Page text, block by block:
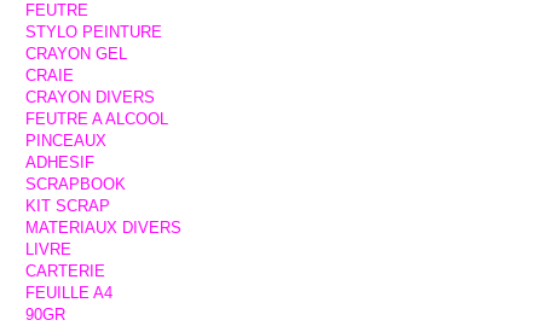
FEUTRE
STYLO PEINTURE
CRAYON GEL
CRAIE
CRAYON DIVERS
FEUTRE A ALCOOL
PINCEAUX
ADHESIF
SCRAPBOOK
KIT SCRAP
MATERIAUX DIVERS
LIVRE
CARTERIE
FEUILLE A4
90GR